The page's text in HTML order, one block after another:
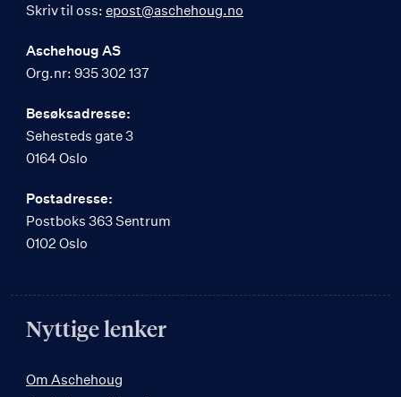
Skriv til oss: epost@aschehoug.no
Aschehoug AS
Org.nr: 935 302 137
Besøksadresse:
Sehesteds gate 3
0164 Oslo
Postadresse:
Postboks 363 Sentrum
0102 Oslo
Nyttige lenker
Om Aschehoug